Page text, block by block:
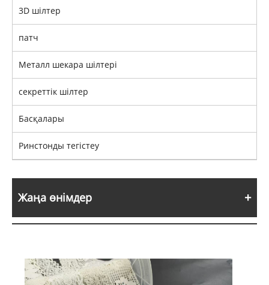
3D шілтер
патч
Металл шекара шілтері
секреттік шілтер
Басқалары
Ринстонды тегістеу
Жаңа өнімдер